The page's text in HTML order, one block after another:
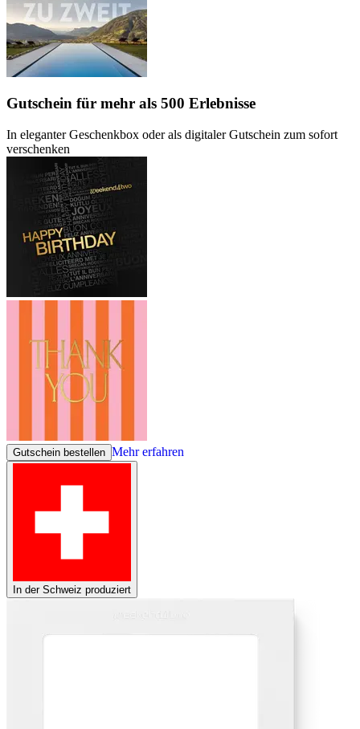
Gutschein für mehr als 500 Erlebnisse
In eleganter Geschenkbox oder als digitaler Gutschein zum sofort
verschenken
Gutschein bestellen Mehr erfahren
In der Schweiz produziert